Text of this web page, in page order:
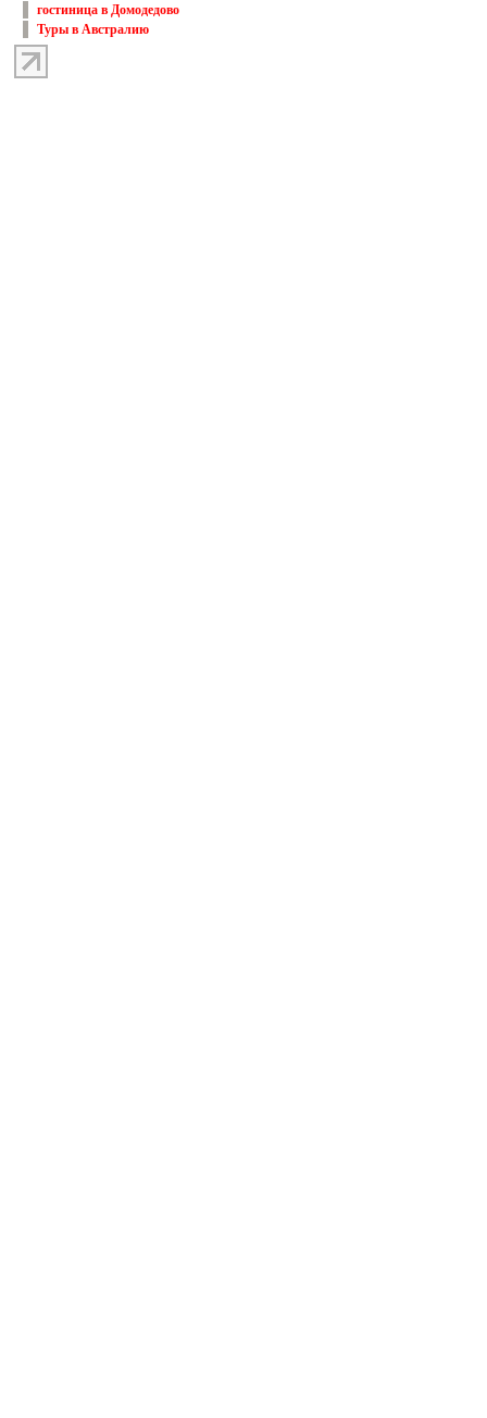
гостиница в Домодедово
Туры в Австралию